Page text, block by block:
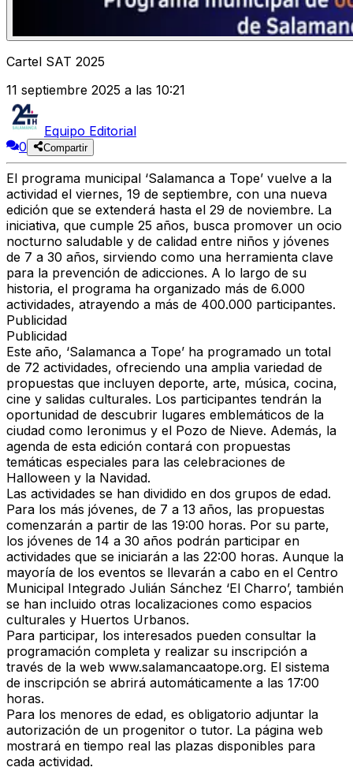
Cartel SAT 2025
11 septiembre 2025 a las 10:21
Equipo Editorial
0
Compartir
El programa municipal ‘Salamanca a Tope’ vuelve a la
actividad el viernes, 19 de septiembre, con una nueva
edición que se extenderá hasta el 29 de noviembre. La
iniciativa, que cumple 25 años, busca promover un ocio
nocturno saludable y de calidad entre niños y jóvenes
de 7 a 30 años, sirviendo como una herramienta clave
para la prevención de adicciones. A lo largo de su
historia, el programa ha organizado más de 6.000
actividades, atrayendo a más de 400.000 participantes.
Publicidad
Publicidad
Este año, ‘Salamanca a Tope’ ha programado un total
de 72 actividades, ofreciendo una amplia variedad de
propuestas que incluyen deporte, arte, música, cocina,
cine y salidas culturales. Los participantes tendrán la
oportunidad de descubrir lugares emblemáticos de la
ciudad como Ieronimus y el Pozo de Nieve. Además, la
agenda de esta edición contará con propuestas
temáticas especiales para las celebraciones de
Halloween y la Navidad.
Las actividades se han dividido en dos grupos de edad.
Para los más jóvenes, de 7 a 13 años, las propuestas
comenzarán a partir de las 19:00 horas. Por su parte,
los jóvenes de 14 a 30 años podrán participar en
actividades que se iniciarán a las 22:00 horas. Aunque la
mayoría de los eventos se llevarán a cabo en el Centro
Municipal Integrado Julián Sánchez ‘El Charro’, también
se han incluido otras localizaciones como espacios
culturales y Huertos Urbanos.
Para participar, los interesados pueden consultar la
programación completa y realizar su inscripción a
través de la web www.salamancaatope.org. El sistema
de inscripción se abrirá automáticamente a las 17:00
horas.
Para los menores de edad, es obligatorio adjuntar la
autorización de un progenitor o tutor. La página web
mostrará en tiempo real las plazas disponibles para
cada actividad.